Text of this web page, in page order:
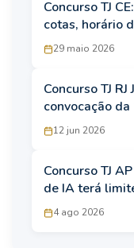
Concurso TJ
cotas, horário
programático
29 maio 2026
Concurso TJ
convocação
datas e local
12 jun 2026
Concurso TJ
de IA terá
4 ago 2026